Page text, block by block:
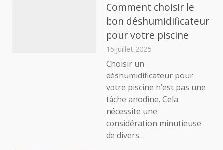
Comment choisir le
bon déshumidificateur
pour votre piscine
16 juillet 2025
Choisir un
déshumidificateur pour
votre piscine n’est pas une
tâche anodine. Cela
nécessite une
considération minutieuse
de divers…